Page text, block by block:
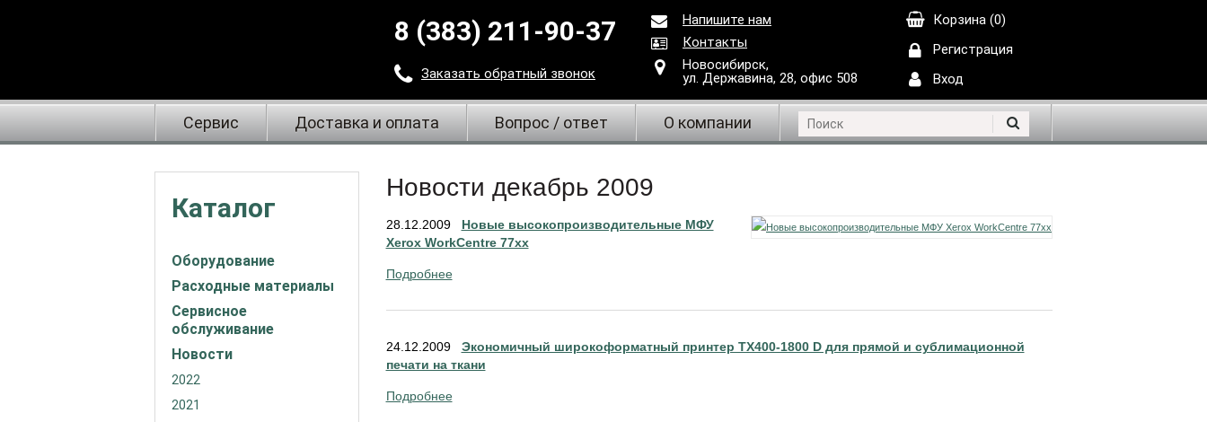
8 (383) 211-90-37
Заказать обратный звонок
Напишите нам
Контакты
Новосибирск,
ул. Державина, 28, офис 508
Корзина (0)
Регистрация
Вход
Сервис Доставка и оплата Вопрос / ответ О компании
Каталог
Оборудование
Расходные материалы
Сервисное
обслуживание
Новости
2022
2021
Новости декабрь 2009
28.12.2009 Новые высокопроизводительные МФУ
Xerox WorkCentre 77xx
Подробнее
24.12.2009 Экономичный широкоформатный принтер TX400-1800 D для прямой и сублимационной
печати на ткани
Подробнее